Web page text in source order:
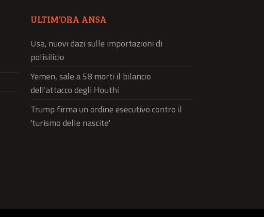
ULTIM’ORA ANSA
Usa, nuovi dazi sulle importazioni di
polisilicio
Yemen, sale a 58 morti il bilancio
dell'attacco degli Houthi
Trump firma un ordine esecutivo contro il
'turismo delle nascite'